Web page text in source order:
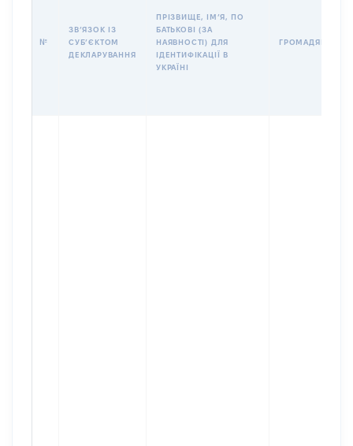
№
ЗВʼЯЗОК ІЗ
СУБʼЄКТОМ
ДЕКЛАРУВАННЯ
ПРІЗВИЩЕ, ІМʼЯ, ПО
БАТЬКОВІ (ЗА
НАЯВНОСТІ) ДЛЯ
ІДЕНТИФІКАЦІЇ В
УКРАЇНІ
ГРОМАДЯНСТВО